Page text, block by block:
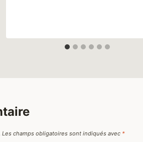
Les champs obligatoires sont indiqués avec *